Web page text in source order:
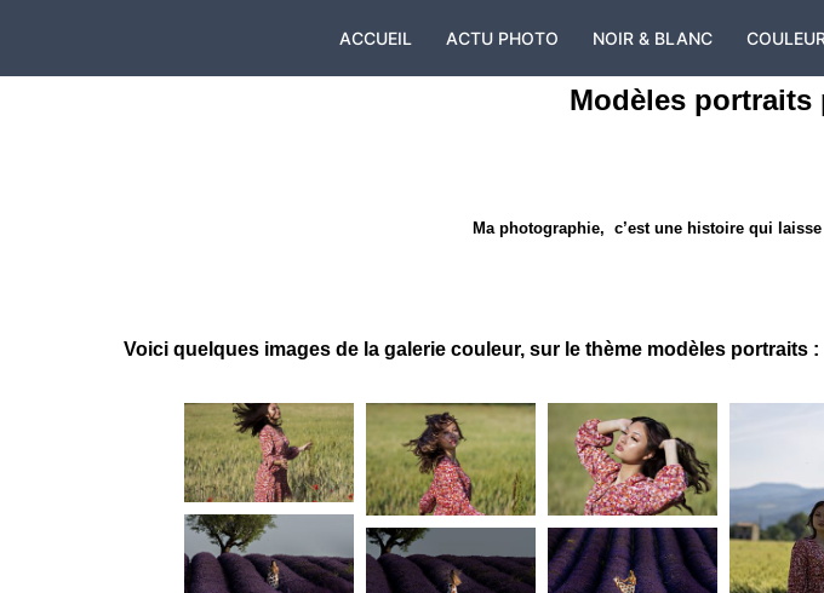
contenu
ACCUEIL ACTU PHOTO NOIR & BLANC
Modèles
Ma photographie, c’est une histoire qui
Voici quelques images de la galerie couleur, sur le thème modèles portraits :